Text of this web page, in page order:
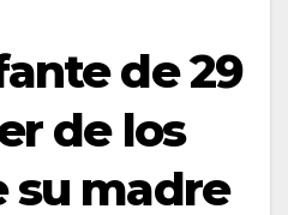
de 29
de los
su madre